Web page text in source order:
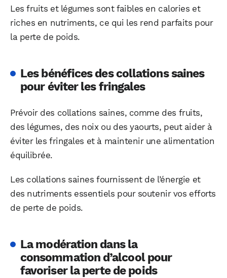
Les fruits et légumes sont faibles en calories et
riches en nutriments, ce qui les rend parfaits pour
la perte de poids.
Les bénéfices des collations saines
pour éviter les fringales
Prévoir des collations saines, comme des fruits,
des légumes, des noix ou des yaourts, peut aider à
éviter les fringales et à maintenir une alimentation
équilibrée.
Les collations saines fournissent de l’énergie et
des nutriments essentiels pour soutenir vos efforts
de perte de poids.
La modération dans la
consommation d’alcool pour
favoriser la perte de poids